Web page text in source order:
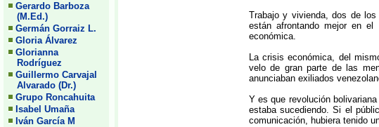
Gerardo Barboza
(M.Ed.)
Germán Gorraiz L.
Gloria Álvarez
Glorianna
Rodríguez
Guillermo Carvajal
Alvarado (Dr.)
Grupo Roncahuita
Isabel Umaña
Iván García M
Trabajo y vivienda, dos de
están afrontando mejor en
económica.
La crisis económica, del
velo de gran parte de las
anunciaban exiliados
Y es que revolución
estaba sucediendo. Si el
comunicación, hubiera tenido